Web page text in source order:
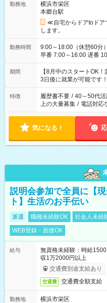
勤務地
横浜市栄区
本郷台駅
≪自宅からドアtoドア
します。
勤務時間
9:00～18:00（休憩60分） ■ご希望があれば下記シフトもOK！
早番 7:00～16:00 遅番
と休みを合わせたい」
「できれば残業はした
ね。 ※Wワーク希望の方へ 今ご覧のお仕事で希望する勤務時間
と、もう1つのお仕事の
合は応募できません。
期間
【8月中のスタートOK
3日後に就業が可能です！
特徴 履歴書不要 / 40～50代活
上の大量募集 / 電話対応
気になる！
説明会参加で全員に【
ト】生活のお手伝い
派遣 職種未経験OK 社会人未経
WEB登録・面接OK
給与
無資格未経験：時給
収1万2000円以上
交通費別途支給あり
交通費 交通費全額支給
勤務地
横浜市栄区